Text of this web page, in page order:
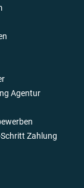
Agentur
Zahlung